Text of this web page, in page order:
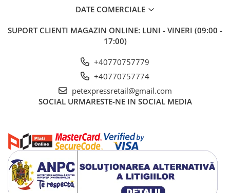
DATE COMERCIALE
SUPORT CLIENTI MAGAZIN ONLINE: LUNI - VINERI (09:00 -
17:00)
+40770757779
+40770757774
petexpressretail@gmail.com
SOCIAL URMARESTE-NE IN SOCIAL MEDIA